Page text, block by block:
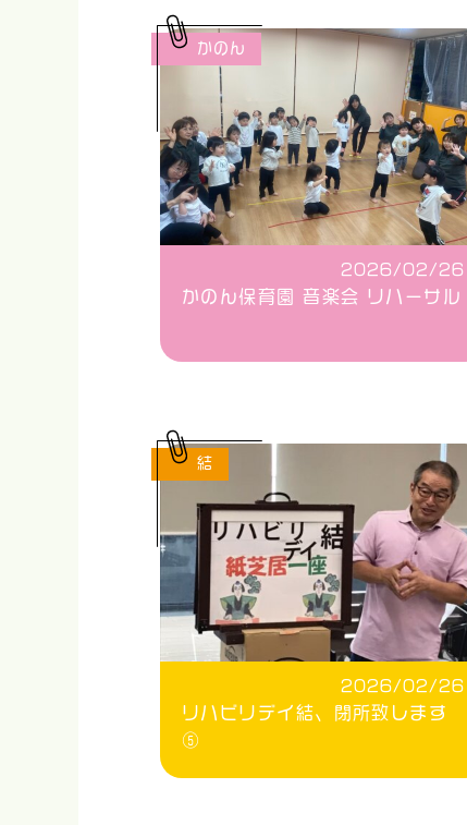
2026/02/26
かのん保育園 音楽会 リハーサル
かのん
2026/02/26
リハビリデイ結、閉所致します
⑤
結